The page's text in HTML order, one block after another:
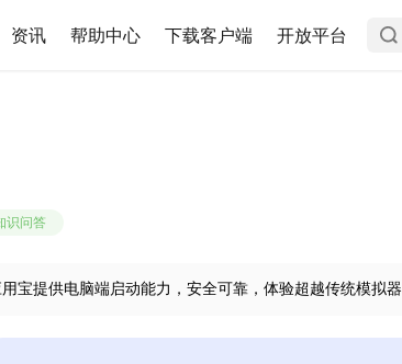
资讯 帮助中心 下载客户端 开放平台
识问答
宝提供电脑端启动能力，安全可靠，体验超越传统模拟器